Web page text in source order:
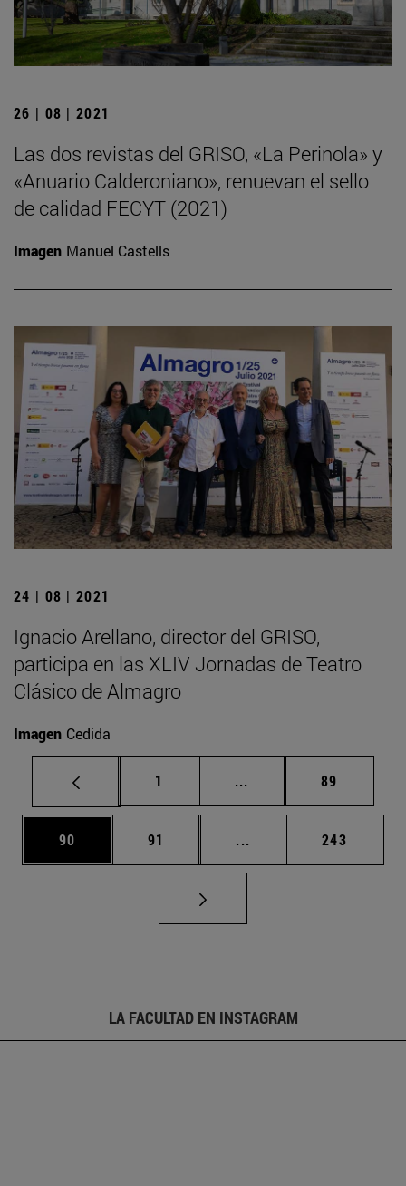
26 | 08 | 2021
Las dos revistas del GRISO, «La Perinola» y
«Anuario Calderoniano», renuevan el sello
de calidad FECYT (2021)
Imagen Manuel Castells
24 | 08 | 2021
Ignacio Arellano, director del GRISO,
participa en las XLIV Jornadas de Teatro
Clásico de Almagro
Imagen Cedida
Página
1 ... Páginas intermedias
Página
89
Página
90 Página
91 ... Páginas intermedias
Página
243
LA FACULTAD EN INSTAGRAM